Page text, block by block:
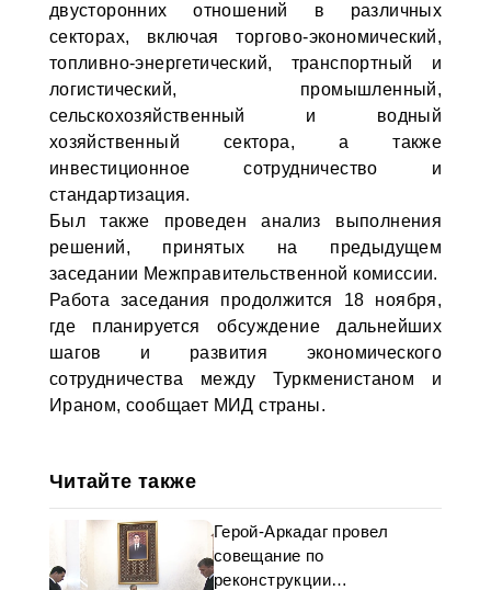
двусторонних отношений в различных
секторах, включая торгово-экономический,
топливно-энергетический, транспортный и
логистический, промышленный,
сельскохозяйственный и водный
хозяйственный сектора, а также
инвестиционное сотрудничество и
стандартизация.
Был также проведен анализ выполнения
решений, принятых на предыдущем
заседании Межправительственной комиссии.
Работа заседания продолжится 18 ноября,
где планируется обсуждение дальнейших
шагов и развития экономического
сотрудничества между Туркменистаном и
Ираном, сообщает МИД страны.
Читайте также
Герой-Аркадаг провел
совещание по
реконструкции